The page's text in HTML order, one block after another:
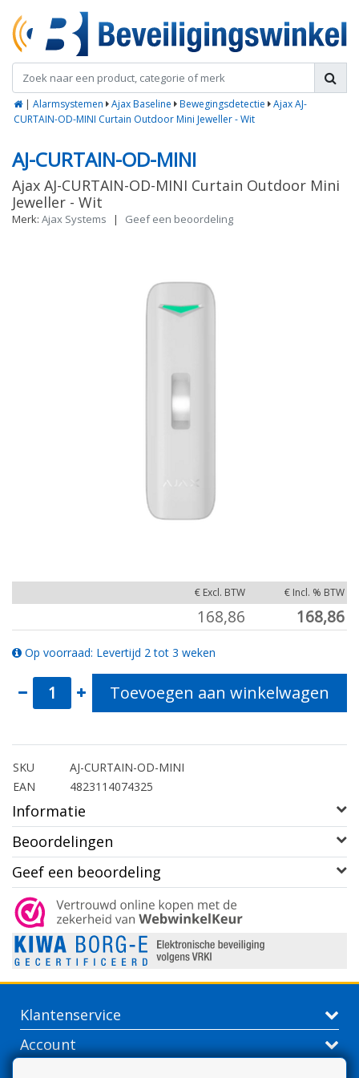
| Alarmsystemen Ajax Baseline Bewegingsdetectie
Ajax AJ-
CURTAIN-OD-MINI Curtain Outdoor Mini Jeweller - Wit
AJ-CURTAIN-OD-MINI
Ajax AJ-CURTAIN-OD-MINI Curtain Outdoor Mini
Jeweller - Wit
Merk: Ajax Systems | Geef een beoordeling
€ Excl. BTW € Incl. % BTW
168,86 168,86
Op voorraad: Levertijd 2 tot 3 weken
Toevoegen aan winkelwagen
SKU
AJ-CURTAIN-OD-MINI
EAN
4823114074325
Informatie
Beoordelingen
Geef een beoordeling
Klantenservice
Account